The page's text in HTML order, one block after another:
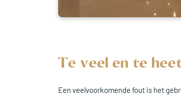
Te veel en te
Een veelvoorkomende fout is het